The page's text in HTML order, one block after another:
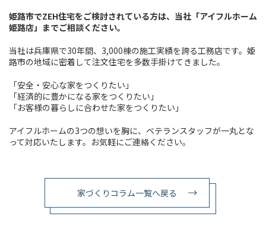
姫路市でZEH住宅をご検討されている方は、当社「アイフルホーム
姫路店」までご相談ください。
当社は兵庫県で30年間、3,000棟の施工実績を誇る工務店です。姫
路市の地域に密着して注文住宅を多数手掛けてきました。
「安全・安心な家をつくりたい」
「経済的に豊かになる家をつくりたい」
「お客様の暮らしに合わせた家をつくりたい」
アイフルホームの3つの想いを胸に、ベテランスタッフが一丸とな
って対応いたします。お気軽にご連絡ください。
家づくりコラム一覧へ戻る